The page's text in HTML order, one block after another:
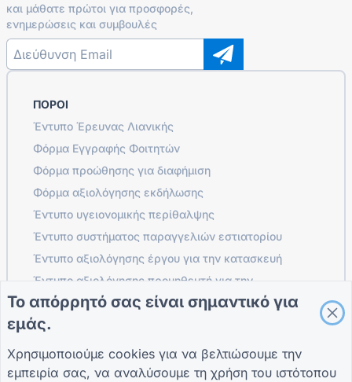
και μάθατε πρώτοι για προσφορές,
ενημερώσεις και συμβουλές
ΠΌΡΟΙ
Έντυπο Έρευνας Λιανικής
Φόρμα Εγγραφής Φοιτητών
Φόρμα προώθησης για διαφήμιση
Φόρμα αξιολόγησης εκδήλωσης
Έντυπο υγειονομικής περίθαλψης
Έντυπο συστήματος παραγγελιών εστιατορίου
Έντυπο αξιολόγησης έργου για την κατασκευή
Έντυπο αξιολόγησης προμηθευτή για την
εφοδιαστική
Έντυπο Αίτησης Υπηρεσιών για Υπηρεσίες κοινής
ωφέλειας
Φόρμα δέσμευσης πελατών
Το απόρρητό σας είναι σημαντικό για
εμάς.
Χρησιμοποιούμε cookies για να βελτιώσουμε την
εμπειρία σας, να αναλύσουμε τη χρήση του ιστότοπου